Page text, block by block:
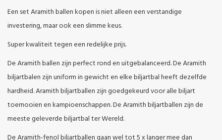
Een set Aramith ballen kopen is niet alleen een verstandige
investering, maar ook een slimme keus.
Super kwaliteit tegen een redelijke prijs.
De Aramith ballen zijn perfect rond en uitgebalanceerd. De Aramith
biljartbalen zijn uniform in gewicht en elke biljartbal heeft dezelfde
hardheid. Aramith biljartballen zijn goedgekeurd voor alle biljart
toernooien en kampioenschappen. De Aramith biljartballen zijn de
meeste geleverde biljartbal ter Wereld.